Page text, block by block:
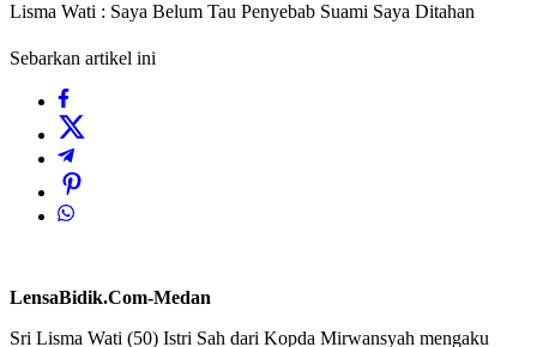
Lisma Wati : Saya Belum Tau Penyebab Suami Saya Ditahan
Sebarkan artikel ini
LensaBidik.Com-Medan
Sri Lisma Wati (50) Istri Sah dari Kopda Mirwansyah mengaku